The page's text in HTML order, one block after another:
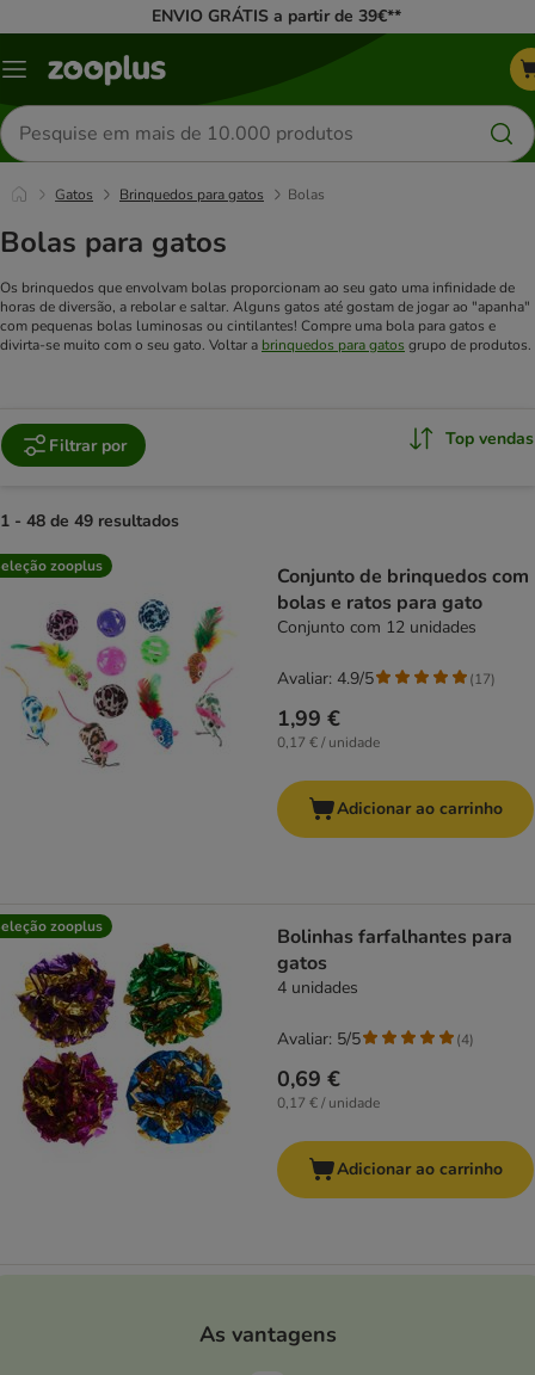
ENVIO GRÁTIS a partir de 39€**
Menu
Pesquisar
produtos
Gatos Brinquedos para gatos Bolas
Bolas para gatos
Os brinquedos que envolvam bolas proporcionam ao seu gato uma infinidade de
horas de diversão, a rebolar e saltar. Alguns gatos até gostam de jogar ao "apanha"
com pequenas bolas luminosas ou cintilantes! Compre uma bola para gatos e
divirta-se muito com o seu gato. Voltar a brinquedos para gatos grupo de produtos.
Filtrar por Top vendas
1 - 48 de 49 resultados
product items have been changed
zooplus
Conjunto de brinquedos com
bolas e ratos para gato
Conjunto com 12 unidades
1,99 €
0,17 € / unidade
Avaliar: 4.9/5 (17)
Adicionar ao carrinho
zooplus
Bolinhas farfalhantes para
gatos
4 unidades
0,69 €
0,17 € / unidade
Avaliar: 5/5 (4)
Adicionar ao carrinho
As vantagens